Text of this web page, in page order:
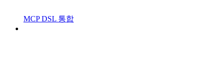
MCP DSL 통합